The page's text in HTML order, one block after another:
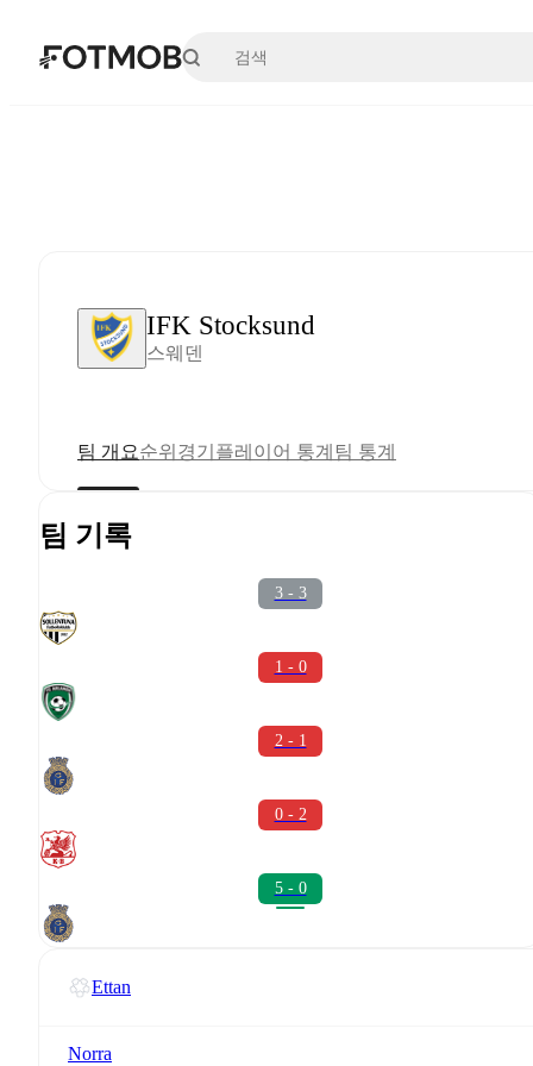
본문으로 건너뛰기
IFK Stocksund
스웨덴
팀 개요순위 경기 플레이어 통계 팀 통계
팀 기록
3 - 3
1 - 0
2 - 1
0 - 2
5 - 0
Ettan
Norra